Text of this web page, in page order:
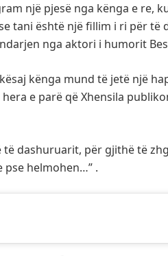
një pjesë nga kënga e re,
tani është një fillim i ri për të
nga aktori i humorit
kënga mund të jetë një
e parë që Xhensila
të dashuruarit, për gjithë të
pse helmohen…” .